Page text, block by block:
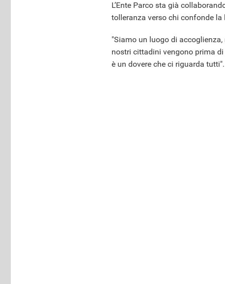
L’Ente Parco sta già
tolleranza verso chi confonde
"Siamo un luogo di
nostri cittadini vengono prima
è un dovere che ci riguarda tutti".